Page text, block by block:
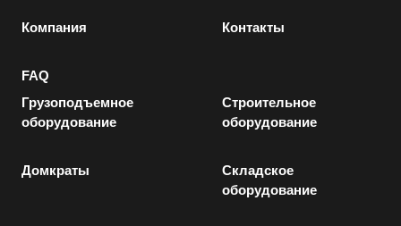
Компания Контакты
FAQ
Грузоподъемное
оборудование
Строительное
оборудование
Домкраты
Складское
оборудование